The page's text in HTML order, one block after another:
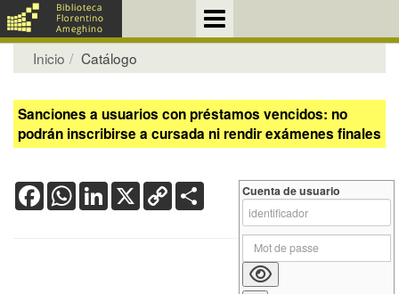
Inicio Catálogo
Sanciones a usuarios con préstamos vencidos: no
podrán inscribirse a cursada ni rendir exámenes finales
FacebookWhatsApp
LinkedIn
X Copy
Link
Cuenta de usuario